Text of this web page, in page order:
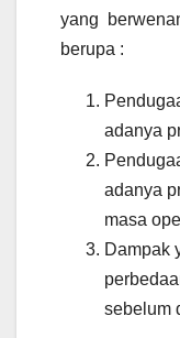
yang
berupa :
adanya
adanya
masa
Dampak
sebelum